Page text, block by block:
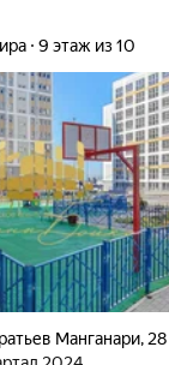
9 этаж из 10
Манганари, 28